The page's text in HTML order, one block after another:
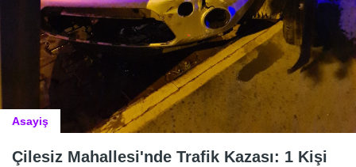
Asayiş
Çilesiz Mahallesi'nde Trafik Kazası: 1 Kişi